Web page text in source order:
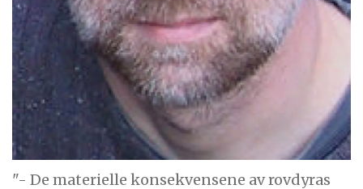
"- De materielle konsekvensene av rovdyras